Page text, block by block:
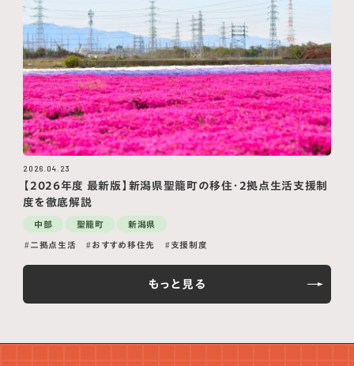
2026.04.23
【2026年度 最新版】新潟県聖籠町の移住・2拠点生活支援制
度を徹底解説
中部 聖籠町 新潟県
二拠点生活 おすすめ移住先 支援制度
もっと見る